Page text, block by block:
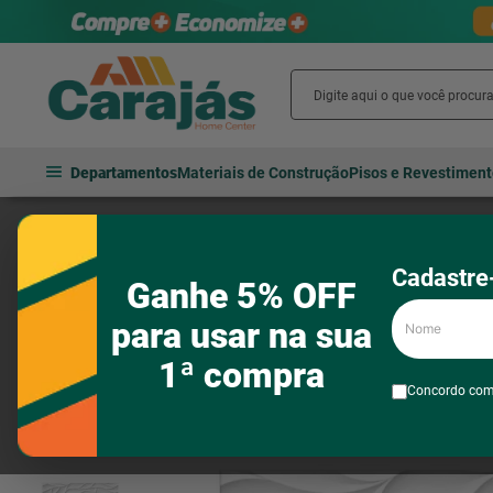
DepartamentosMateriais de ConstruçãoPisos e
Ganhe 5% OFF
para usar na sua
1ª compra
Nome
Concordo
Pisos e revestimentos